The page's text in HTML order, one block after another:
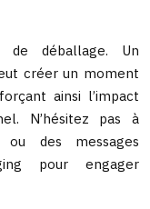
de déballage. Un
créer un moment
ainsi l’impact
N’hésitez pas à
des messages
pour engager